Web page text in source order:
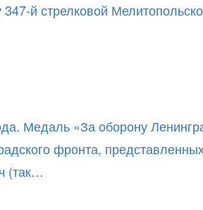
й стрелковой
Медаль «За оборону
фронта,
(так…